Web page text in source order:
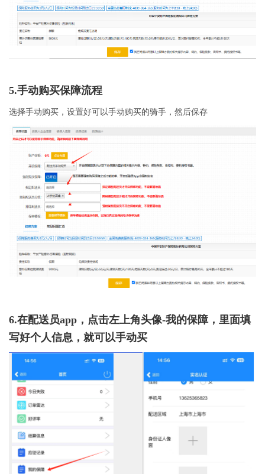
5.手动购买保障流程
选择手动购买，设置好可以手动购买的骑手，然后保存
6.在配送员app，点击左上角头像-我的保障，里面填
写好个人信息，就可以手动买